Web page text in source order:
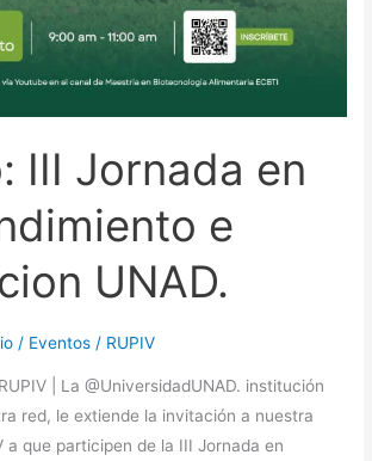
III Jornada en
e
UNAD.
/ Eventos / RUPIV
| La @UniversidadUNAD. institución
red, le extiende la invitación a nuestra
a que participen de la III Jornada en